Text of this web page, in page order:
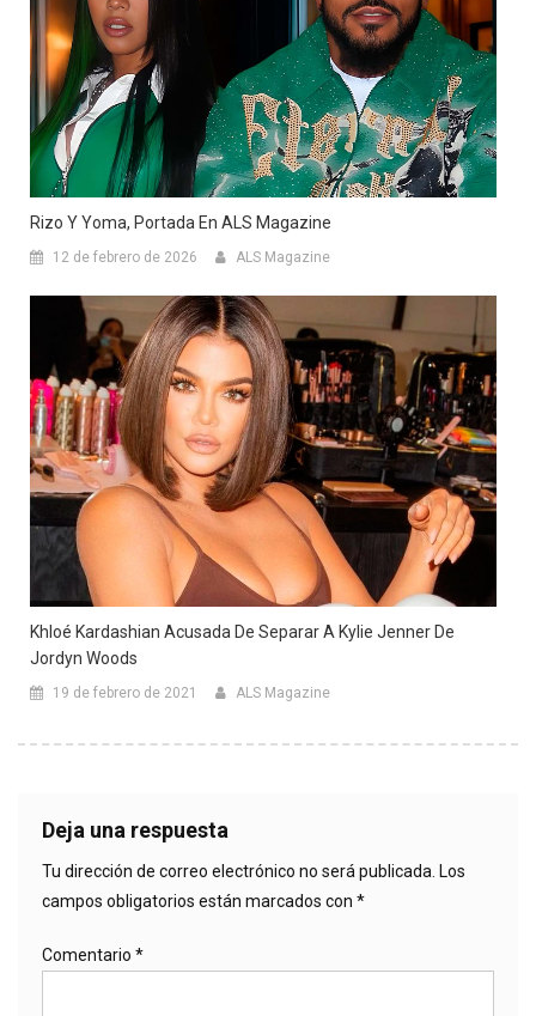
Rizo Y Yoma, Portada En ALS Magazine
12 de febrero de 2026 ALS Magazine
Khloé Kardashian Acusada De Separar A Kylie Jenner De
Jordyn Woods
19 de febrero de 2021 ALS Magazine
Deja una respuesta
Tu dirección de correo electrónico no será publicada. Los
campos obligatorios están marcados con *
Comentario *